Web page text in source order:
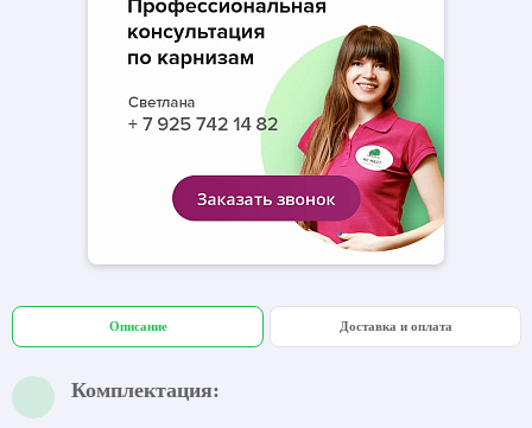
Описание Доставка и оплата
Комплектация: